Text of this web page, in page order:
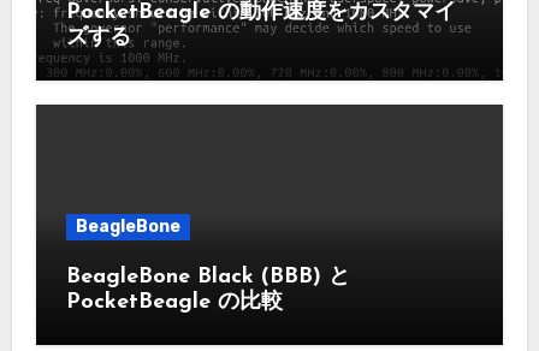
PocketBeagle の動作速度をカスタマイ
ズする
BeagleBone
BeagleBone Black (BBB) と
PocketBeagle の比較